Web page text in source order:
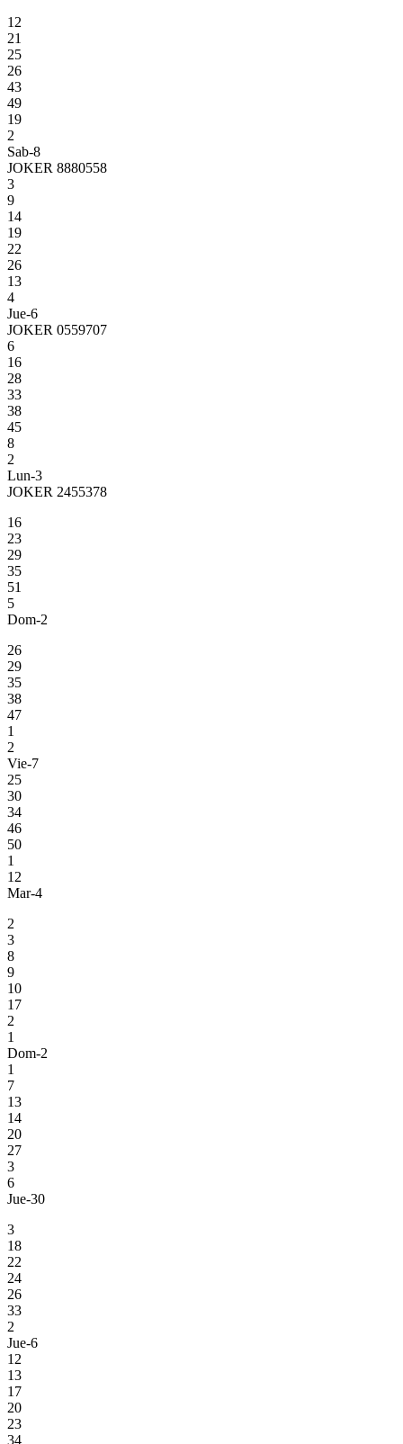
12
21
25
26
43
49
19
2
Sab-8
JOKER 8880558
3
9
14
19
22
26
13
4
Jue-6
JOKER 0559707
6
16
28
33
38
45
8
2
Lun-3
JOKER 2455378
16
23
29
35
51
5
Dom-2
26
29
35
38
47
1
2
Vie-7
25
30
34
46
50
1
12
Mar-4
2
3
8
9
10
17
2
1
Dom-2
1
7
13
14
20
27
3
6
Jue-30
3
18
22
24
26
33
2
Jue-6
12
13
17
20
23
34